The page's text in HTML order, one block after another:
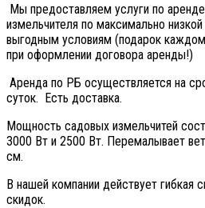
Мы предоставляем услуги по
измельчителя по максимально
выгодным условиям (подарок
при оформлении договора аренды!)
Аренда по РБ осуществляется на
суток. Есть доставка.
Мощность садовых измельчитей
3000 Вт и 2500 Вт. Перемалывает
см.
В нашей компании действует гибкая
скидок.